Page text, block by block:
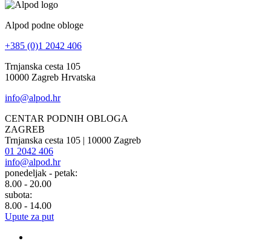
Alpod podne obloge
+385 (0)1 2042 406
Trnjanska cesta 105
10000 Zagreb Hrvatska
info@alpod.hr
CENTAR PODNIH OBLOGA
ZAGREB
Trnjanska cesta 105 | 10000 Zagreb
01 2042 406
info@alpod.hr
ponedeljak - petak:
8.00 - 20.00
subota:
8.00 - 14.00
Upute za put